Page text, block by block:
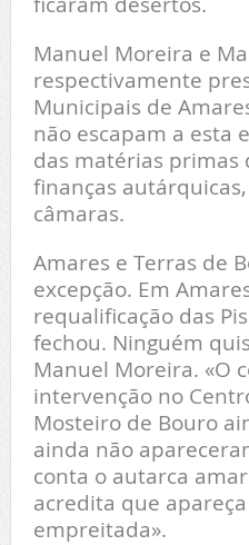
Manuel Moreira e
respectivamente
Municipais de
não escapam a esta
das matérias primas
finanças
câmaras.
Amares e Terras de
excepção. Em
requalificação das
fechou. Ninguém
Manuel Moreira. «O
intervenção no
Mosteiro de Bouro
ainda não
conta o autarca
acredita que
empreitada».